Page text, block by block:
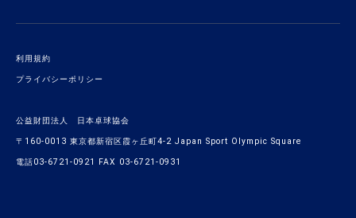
利用規約
プライバシーポリシー
公益財団法人 日本卓球協会
〒160-0013 東京都新宿区霞ヶ丘町4-2 Japan Sport Olympic Square
電話03-6721-0921 FAX 03-6721-0931